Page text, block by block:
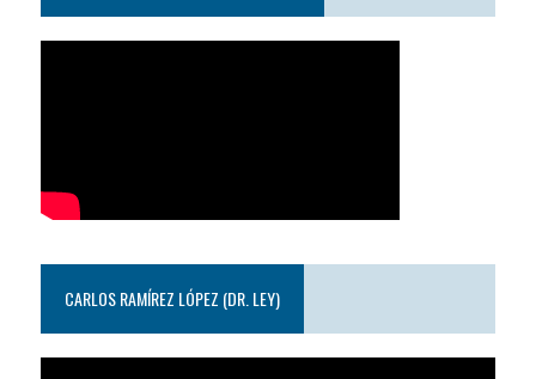
CARLOS RAMÍREZ LÓPEZ (DR. LEY)